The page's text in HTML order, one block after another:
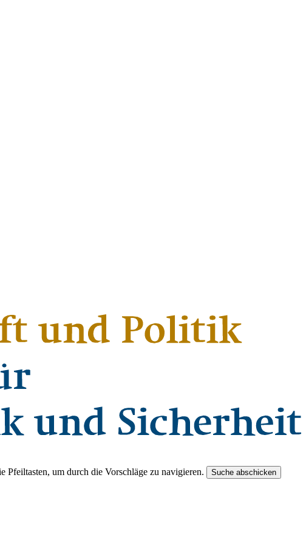
Pfeiltasten, um durch die Vorschläge zu navigieren. Suche abschicken